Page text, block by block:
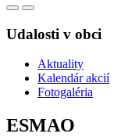
Udalosti v obci
Aktuality
Kalendár akcií
Fotogaléria
ESMAO